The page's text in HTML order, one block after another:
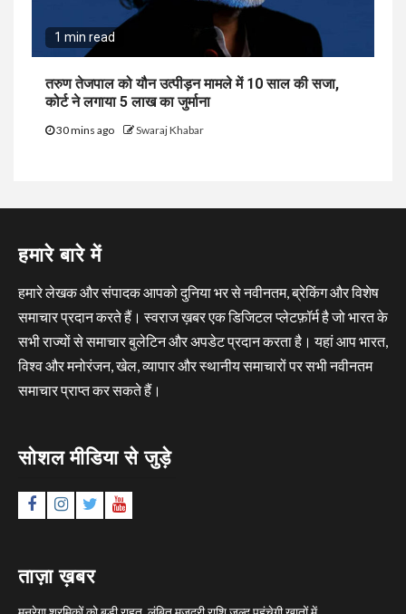
1 min read
तरुण तेजपाल को यौन उत्पीड़न मामले में 10 साल की सजा,
कोर्ट ने लगाया ₹5 लाख का जुर्माना
30 mins ago Swaraj Khabar
हमारे बारे में
हमारे लेखक और संपादक आपको दुनिया भर से नवीनतम, ब्रेकिंग और विशेष
समाचार प्रदान करते हैं। स्वराज ख़बर एक डिजिटल प्लेटफ़ॉर्म है जो भारत के
सभी राज्यों से समाचार बुलेटिन और अपडेट प्रदान करता है। यहां आप भारत,
विश्व और मनोरंजन, खेल, व्यापार और स्थानीय समाचारों पर सभी नवीनतम
समाचार प्राप्त कर सकते हैं।
सोशल मीडिया से जुड़े
FacebookInstagram
TwitterYouTube
ताज़ा ख़बर